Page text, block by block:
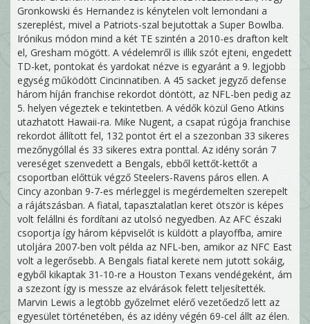
Gronkowski és Hernandez is kénytelen volt lemondani a
szereplést, mivel a Patriots-szal bejutottak a Super Bowlba.
Irónikus módon mind a két TE szintén a 2010-es drafton kelt
el, Gresham mögött. A védelemről is illik szót ejteni, engedett
TD-ket, pontokat és yardokat nézve is egyaránt a 9. legjobb
egység működött Cincinnatiben. A 45 sacket jegyző defense
három híján franchise rekordot döntött, az NFL-ben pedig az
5. helyen végeztek e tekintetben. A védők közül Geno Atkins
utazhatott Hawaii-ra. Mike Nugent, a csapat rúgója franchise
rekordot állított fel, 132 pontot ért el a szezonban 33 sikeres
mezőnygóllal és 33 sikeres extra ponttal. Az idény során 7
vereséget szenvedett a Bengals, ebből kettőt-kettőt a
csoportban előttük végző Steelers-Ravens páros ellen. A
Cincy azonban 9-7-es mérleggel is megérdemelten szerepelt
a rájátszásban. A fiatal, tapasztalatlan keret ötször is képes
volt felállni és fordítani az utolsó negyedben. Az AFC északi
csoportja így három képviselőt is küldött a playoffba, amire
utoljára 2007-ben volt példa az NFL-ben, amikor az NFC East
volt a legerősebb. A Bengals fiatal kerete nem jutott sokáig,
egyből kikaptak 31-10-re a Houston Texans vendégeként, ám
a szezont így is messze az elvárások felett teljesítették.
Marvin Lewis a legtöbb győzelmet elérő vezetőedző lett az
egyesület történetében, és az idény végén 69-cel állt az élen.